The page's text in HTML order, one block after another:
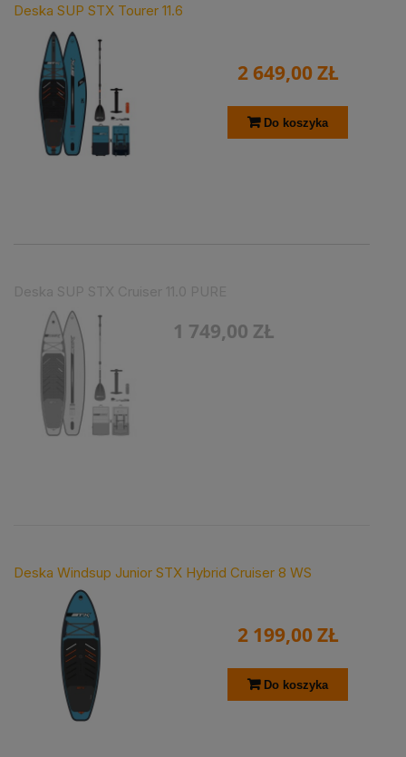
Deska SUP STX Tourer 11.6
2 649,00 ZŁ
Do koszyka
1 749,00 ZŁ
Deska Windsup Junior STX Hybrid Cruiser 8 WS
2 199,00 ZŁ
Do koszyka